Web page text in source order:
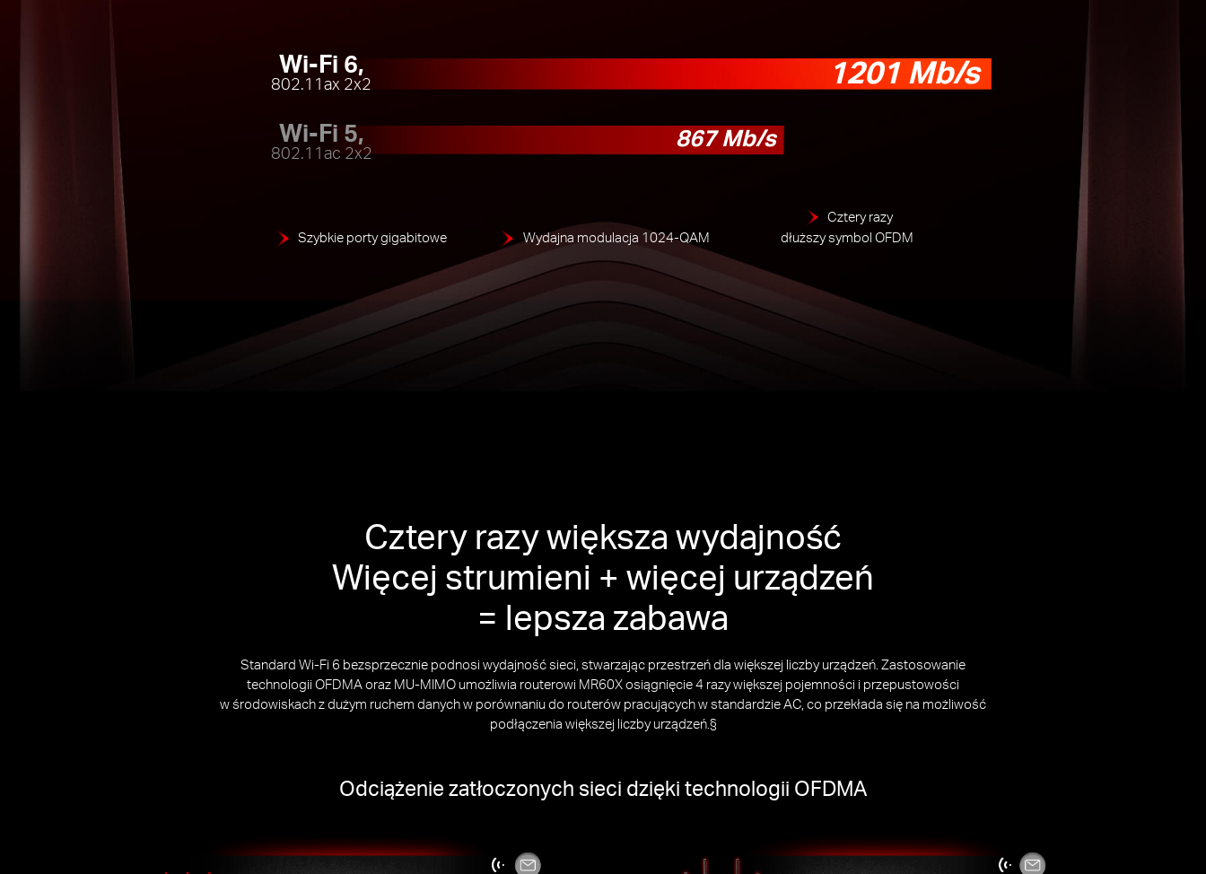
Wi-Fi 6,
802.11ax 2x2
Wi-Fi 5,
802.11ac 2x2
1201 Mb/s
867 Mb/s
Szybkie porty gigabitowe Wydajna modulacja 1024-QAM
Cztery razy
dłuższy symbol OFDM
Cztery razy większa wydajność
Więcej strumieni + więcej urządzeń
= lepsza zabawa
Standard Wi-Fi 6 bezsprzecznie podnosi wydajność sieci, stwarzając przestrzeń dla większej liczby urządzeń. Zastosowanie
technologii OFDMA oraz MU-MIMO umożliwia routerowi MR60X osiągnięcie 4 razy większej pojemności i przepustowości
w środowiskach z dużym ruchem danych w porównaniu do routerów pracujących w standardzie AC, co przekłada się na możliwość
podłączenia większej liczby urządzeń.§
Odciążenie zatłoczonych sieci dzięki technologii OFDMA